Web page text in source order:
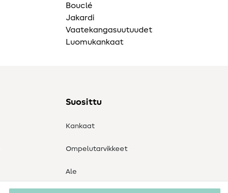
Bouclé
Jakardi
Vaatekangasuutuudet
Luomukankaat
Suosittu
Kankaat
Ompelutarvikkeet
Ale